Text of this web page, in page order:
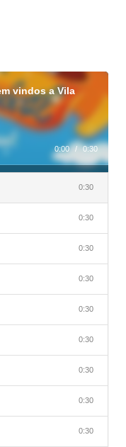
vindos a Vila
0:00 / 0:30
0:30
0:30
0:30
0:30
0:30
0:30
0:30
0:30
0:30